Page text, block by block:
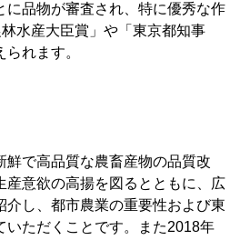
に品物が審査され、特に優秀な作
水産大臣賞」や「東京都知事
れます。
鮮で高品質な農畜産物の品質改
産意欲の高揚を図るとともに、広
介し、都市農業の重要性および東
いただくことです。また2018年